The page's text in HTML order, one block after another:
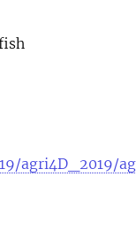
agri4D_2019/